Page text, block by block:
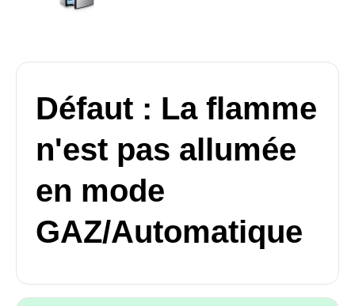
Défaut : La flamme
n'est pas allumée
en mode
GAZ/Automatique